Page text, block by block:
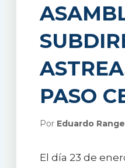
PASO
Por Eduardo
El día 23 de